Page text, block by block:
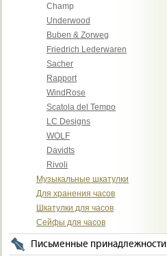
Champ
Underwood
Buben & Zorweg
Friedrich Lederwaren
Sacher
Rapport
WindRose
Scatola del Tempo
LC Designs
WOLF
Davidts
Rivoli
Музыкальные шкатулки
Для хранения часов
Шкатулки для часов
Сейфы для часов
Письменные принадлежности